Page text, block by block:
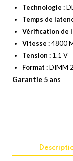
Technologie :
Temps de
Vérification de
Vitesse :4800
Tension : 1.1 V
Format :DIMM
Garantie 5 ans